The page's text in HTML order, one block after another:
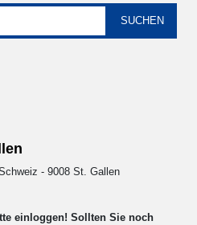
- 9008 St. Gallen
einloggen! Sollten Sie noch